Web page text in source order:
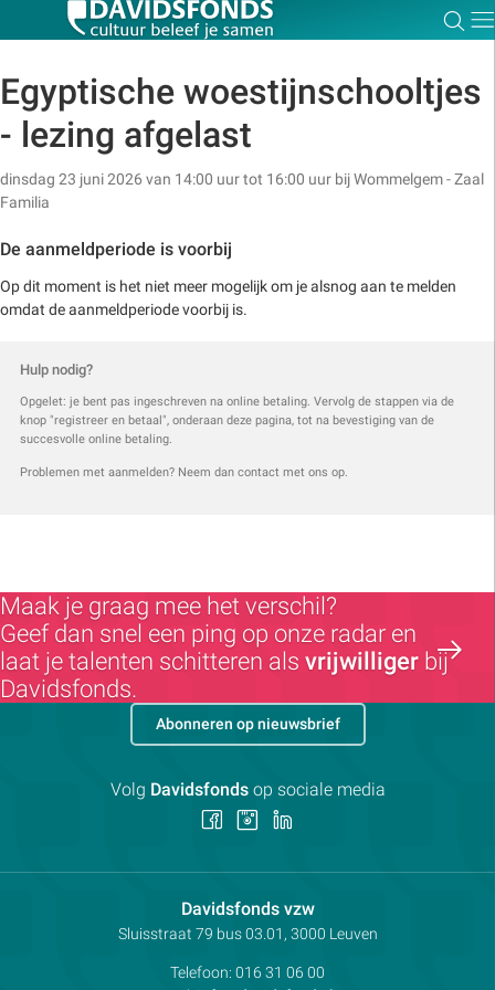
Egyptische woestijnschooltjes
- lezing afgelast
dinsdag 23 juni 2026 van 14:00 uur tot 16:00 uur bijWommelgem - Zaal
Familia
De aanmeldperiode is voorbij
Op dit moment is het niet meer mogelijk om je alsnog aan te melden
omdat de aanmeldperiode voorbij is.
Hulp nodig?
Opgelet: je bent pas ingeschreven na online betaling. Vervolg de stappen via de
knop "registreer en betaal", onderaan deze pagina, tot na bevestiging van de
succesvolle online betaling.
Problemen met aanmelden? Neem dan contact met ons op.
Maak je graag mee het verschil?
Geef dan snel een ping op onze radar en
laat je talenten schitteren als vrijwilliger bij
Davidsfonds.
Davidsfonds vzwContactpersoon:
Adres:
Sluisstraat 79 bus 03.01, 3000 Leuven
Telefoon: 016 31 06 00
Abonneren op nieuwsbrief
Volg Davidsfondsop sociale media
Volg Volg